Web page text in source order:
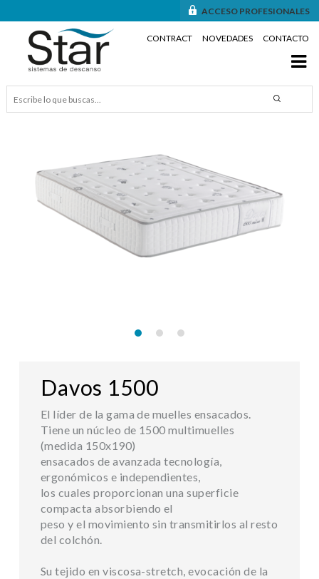
ACCESO PROFESIONALES
CONTRACT NOVEDADES CONTACTO
Davos 1500
El líder de la gama de muelles ensacados.
Tiene un núcleo de 1500 multimuelles
(medida 150x190)
ensacados de avanzada tecnología,
ergonómicos e independientes,
los cuales proporcionan una superficie
compacta absorbiendo el
peso y el movimiento sin transmitirlos al resto
del colchón.
Su tejido en viscosa-stretch, evocación de la